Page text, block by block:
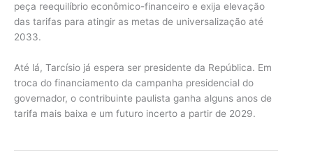
peça reequilíbrio econômico-financeiro e exija elevação
das tarifas para atingir as metas de universalização até
2033.
Até lá, Tarcísio já espera ser presidente da República. Em
troca do financiamento da campanha presidencial do
governador, o contribuinte paulista ganha alguns anos de
tarifa mais baixa e um futuro incerto a partir de 2029.